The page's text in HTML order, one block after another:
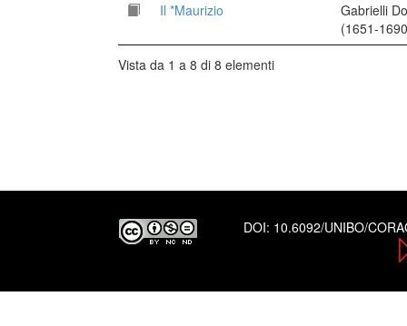
Il *Maurizio
Gabrielli
(1651-
Vista da 1 a 8 di 8 elementi
DOI: 10.6092/UNIBO/